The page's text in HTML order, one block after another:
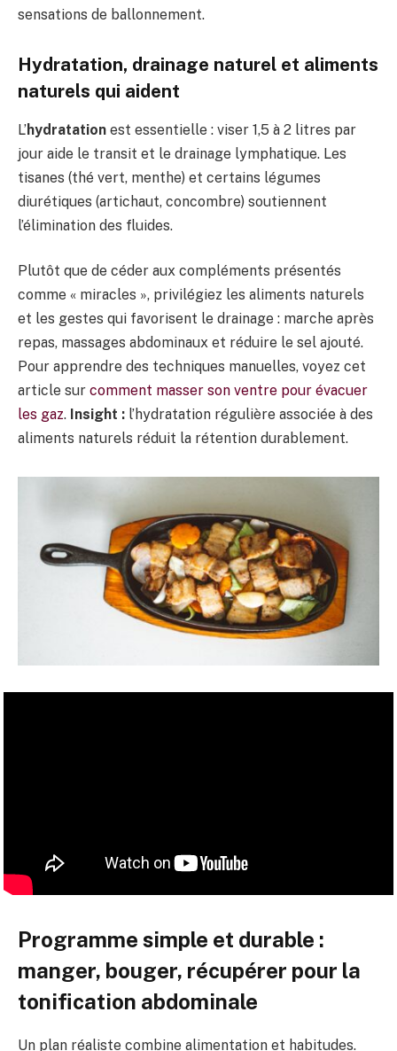
sensations de ballonnement.
Hydratation, drainage naturel et aliments
naturels qui aident
L’hydratation est essentielle : viser 1,5 à 2 litres par
jour aide le transit et le drainage lymphatique. Les
tisanes (thé vert, menthe) et certains légumes
diurétiques (artichaut, concombre) soutiennent
l’élimination des fluides.
Plutôt que de céder aux compléments présentés
comme « miracles », privilégiez les aliments naturels
et les gestes qui favorisent le drainage : marche après
repas, massages abdominaux et réduire le sel ajouté.
Pour apprendre des techniques manuelles, voyez cet
article sur comment masser son ventre pour évacuer
les gaz. Insight : l’hydratation régulière associée à des
aliments naturels réduit la rétention durablement.
Programme simple et durable :
manger, bouger, récupérer pour la
tonification abdominale
Un plan réaliste combine alimentation et habitudes.